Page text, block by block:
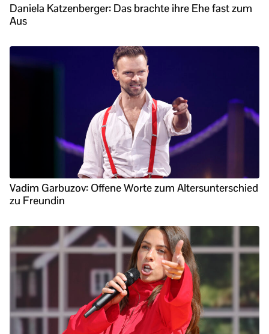
Daniela Katzenberger: Das brachte ihre Ehe fast zum
Aus
Vadim Garbuzov: Offene Worte zum Altersunterschied
zu Freundin